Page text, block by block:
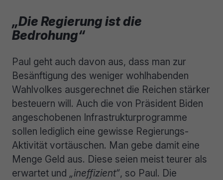
„Die Regierung ist die
Bedrohung“
Paul geht auch davon aus, dass man zur
Besänftigung des weniger wohlhabenden
Wahlvolkes ausgerechnet die Reichen stärker
besteuern will. Auch die von Präsident Biden
angeschobenen Infrastrukturprogramme
sollen lediglich eine gewisse Regierungs-
Aktivität vortäuschen. Man gebe damit eine
Menge Geld aus. Diese seien meist teurer als
erwartet und „ineffizient“, so Paul. Die